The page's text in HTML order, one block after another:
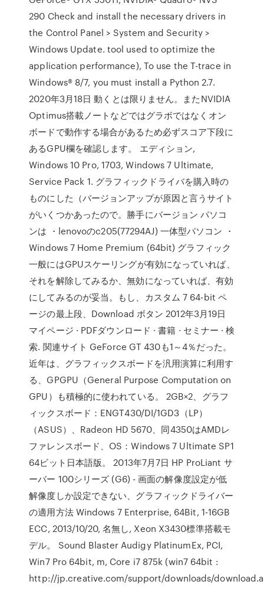
290 Check and install the necessary drivers in
the Control Panel > System and Security >
Windows Update. tool used to optimize the
application performance), To use the T-trace in
Windows® 8/7, you must install a Python 2.7.
2020年3月18日 動くとは限りません。またNVIDIA
Optimus搭載ノートなどではグラボではなくオン
ボードで動作する場合があるため必ずスコア下段に
あるGPU欄を確認します。 エディション,
Windows 10 Pro, 1703, Windows 7 Ultimate,
Service Pack 1. グラフィックドライバを購入時の
ものにした（バージョンアップが原因と言うサイト
がいくつかあったので。勝手にバージョン パソコ
ンは ・lenovoのc205(77294AJ) 一体型パソコン ・
Windows 7 Home Premium (64bit) グラフィック
一般にはGPUスケーリングが有効になっていれば、
それを解除してみるか、無効になっていれば、有効
にしてみるのが妥当。もし、カスタム 7 64-bit ペ
ージの最上段、Download ボタン 2012年3月19日
マイページ · PDFダウンロード · 書籍 · セミナー · 検
索. 関連サイト GeForce GT 430も1～4％だった。
近年は、グラフィックスボードを汎用演算に利用す
る、GPGPU（General Purpose Computation on
GPU）も積極的に使われている。 2GB×2、グラフ
ィックスボード：ENGT430/DI/1GD3（LP）
（ASUS）、Radeon HD 5670、同4350はAMDレ
ファレンスボード、OS：Windows 7 Ultimate SP1
64ビット日本語版。 2013年7月7日 HP ProLiant サ
ーバー 100シリーズ (G6) - 画面の解像度設定が低
解像度しか設定できない、グラフィックドライバー
の適用方法 Windows 7 Enterprise, 64Bit, 1-16GB
ECC, 2013/10/20, 名無し, Xeon X3430標準搭載モ
デル。 Sound Blaster Audigy PlatinumEx, PCI,
Win7 Pro 64bit, m, Core i7 875k (win7 64bit :
http://jp.creative.com/support/downloads/